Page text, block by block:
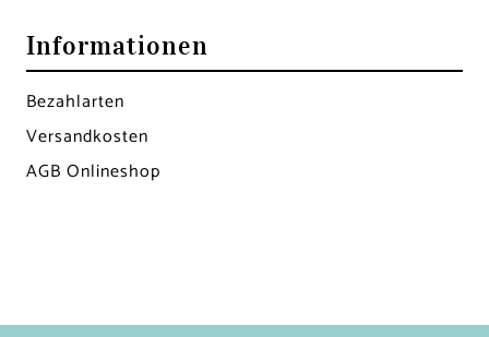
Informationen
Bezahlarten
Versandkosten
AGB Onlineshop